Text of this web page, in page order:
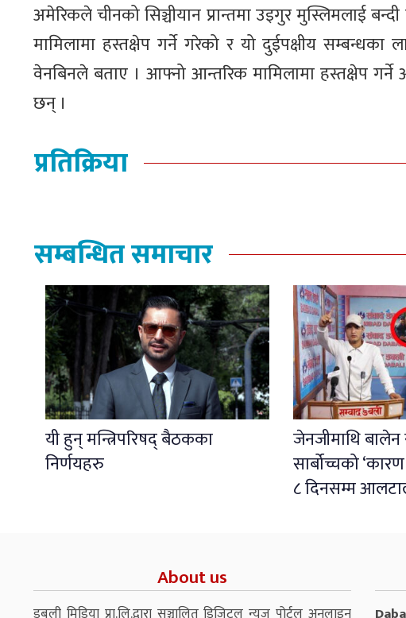
अमेरिकले चीनको सिञ्चीयान प्रान्तमा उइगुर मुस्लिमलाई
मामिलामा हस्तक्षेप गर्ने गरेको र यो दुईपक्षीय
वेनबिनले बताए । आफ्नो आन्तरिक मामिलामा हस्तक्षेप
छन् ।
प्रतिक्रिया
सम्बन्धित समाचार
यी हुन् मन्त्रिपरिषद् बैठकका
निर्णयहरु
जेनजीमाथि बालेन
सार्बोच्चको
८ दिनसम्म
About us